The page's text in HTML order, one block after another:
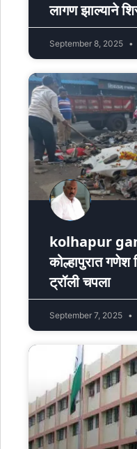
लागण झाल्याने
September 8, 2025
kolhapur
कोल्हापुरात गणेश
ट्रॉली चपला
September 7, 2025